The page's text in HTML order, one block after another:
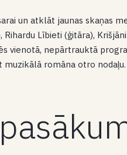
un atklāt jaunas skaņas
Rihardu Lībieti (ģitāra),
vienotā, nepārtrauktā
muzikālā romāna otro nodaļu.